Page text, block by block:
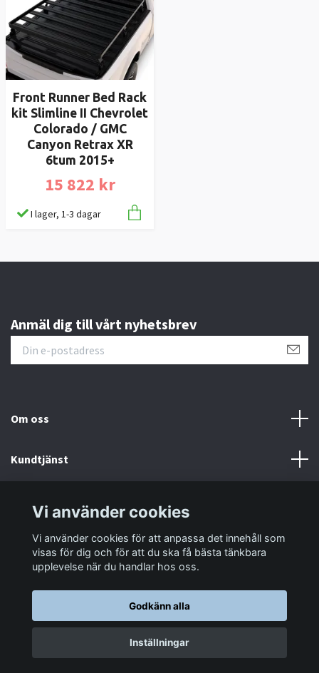
Front Runner Bed Rack
kit Slimline II Chevrolet
Colorado / GMC
Canyon Retrax XR
6tum 2015+
15 822 kr
I lager, 1-3 dagar
Anmäl dig till vårt nyhetsbrev
Om oss
Kundtjänst
Sociala medier
© 2026 LastaTungt.se
Vi använder cookies
Vi använder cookies för att anpassa det innehåll som
visas för dig och för att du ska få bästa tänkbara
upplevelse när du handlar hos oss.
Godkänn alla
Inställningar